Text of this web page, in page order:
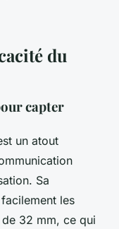
du
capter
un atout
Sa
les
32 mm, ce qui